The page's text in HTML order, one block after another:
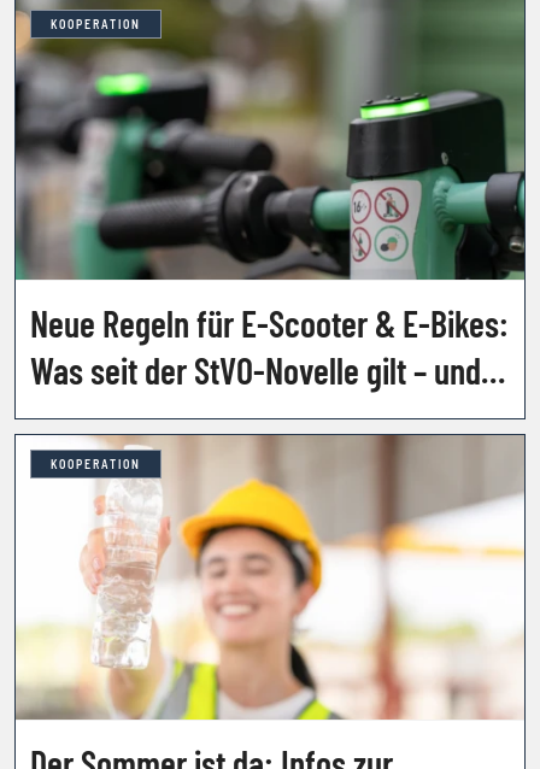
KOOPERATION
Neue Regeln für E-Scooter & E-Bikes:
Was seit der StVO-Novelle gilt – und
welche Strafen drohen
KOOPERATION